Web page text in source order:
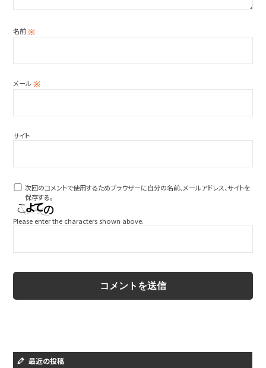
名前※
メール※
サイト
次回のコメントで使用するためブラウザーに自分の名前、メールアドレス、サイトを
保存する。
Please enter the characters shown above.
最近の投稿